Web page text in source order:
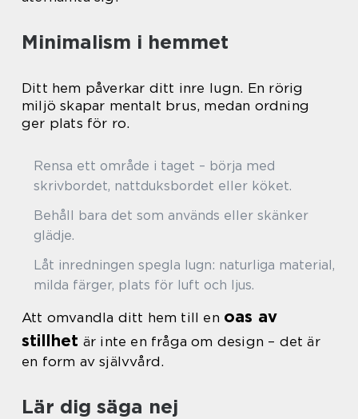
Minimalism i hemmet
Ditt hem påverkar ditt inre lugn. En rörig
miljö skapar mentalt brus, medan ordning
ger plats för ro.
Rensa ett område i taget – börja med
skrivbordet, nattduksbordet eller köket.
Behåll bara det som används eller skänker
glädje.
Låt inredningen spegla lugn: naturliga material,
milda färger, plats för luft och ljus.
Att omvandla ditt hem till en oas av
stillhet är inte en fråga om design – det är
en form av självvård.
Lär dig säga nej